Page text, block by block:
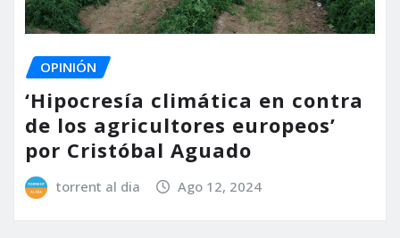
OPINIÓN
‘Hipocresía climática en contra
de los agricultores europeos’
por Cristóbal Aguado
torrent al dia Ago 12, 2024